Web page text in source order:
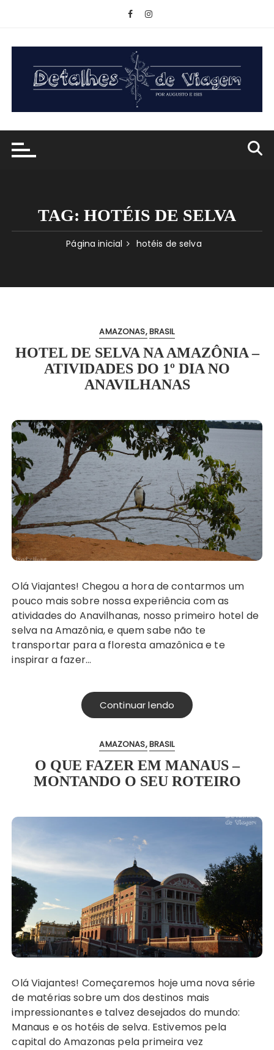
conteúdo
TAG: HOTÉIS DE SELVA
Página inicial hotéis de selva
AMAZONAS BRASIL
HOTEL DE SELVA NA AMAZÔNIA –
ATIVIDADES DO 1º DIA NO
ANAVILHANAS
Olá Viajantes! Chegou a hora de contarmos um
pouco mais sobre nossa experiência com as
atividades do Anavilhanas, nosso primeiro hotel de
selva na Amazônia, e quem sabe não te
transportar para a floresta amazônica e te
inspirar a fazer…
Continuar lendo
AMAZONAS BRASIL
O QUE FAZER EM MANAUS –
MONTANDO O SEU ROTEIRO
Olá Viajantes! Começaremos hoje uma nova série
de matérias sobre um dos destinos mais
impressionantes e talvez desejados do mundo:
Manaus e os hotéis de selva. Estivemos pela
capital do Amazonas pela primeira vez